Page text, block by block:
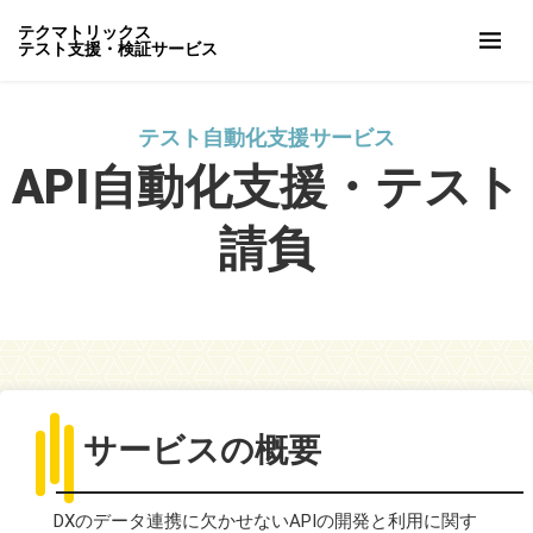
テクマトリックス
テスト支援・検証サービス
テスト自動化支援サービス
API自動化支援・テスト
請負
サービスの概要
DXのデータ連携に欠かせないAPIの開発と利用に関す